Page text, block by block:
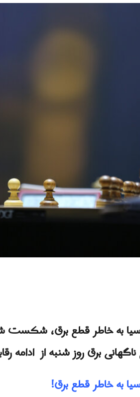
به خاطر قطع برق،شکست
ناگهانی برق روز شنبه از
به خاطر قطع برق!